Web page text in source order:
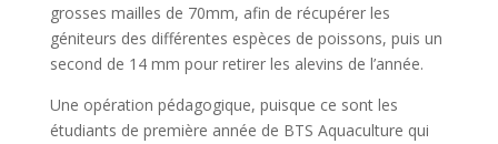
grosses mailles de 70mm, afin de récupérer les
géniteurs des différentes espèces de poissons, puis un
second de 14 mm pour retirer les alevins de l’année.
Une opération pédagogique, puisque ce sont les
étudiants de première année de BTS Aquaculture qui